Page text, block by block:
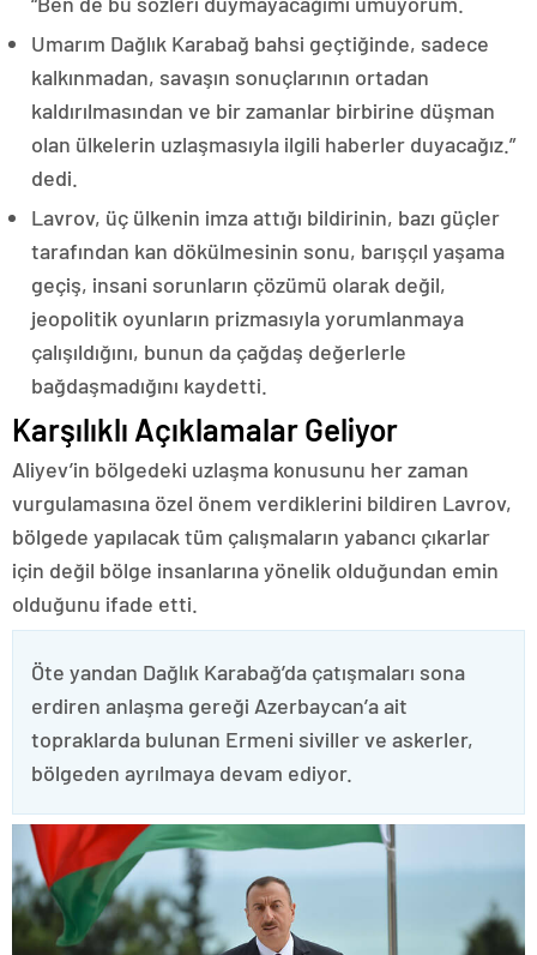
Umarım Dağlık Karabağ bahsi geçtiğinde, sadece
kalkınmadan, savaşın sonuçlarının ortadan
kaldırılmasından ve bir zamanlar birbirine düşman
olan ülkelerin uzlaşmasıyla ilgili haberler duyacağız.”
dedi.
Lavrov, üç ülkenin imza attığı bildirinin, bazı güçler
tarafından kan dökülmesinin sonu, barışçıl yaşama
geçiş, insani sorunların çözümü olarak değil,
jeopolitik oyunların prizmasıyla yorumlanmaya
çalışıldığını, bunun da çağdaş değerlerle
bağdaşmadığını kaydetti.
Karşılıklı Açıklamalar Geliyor
Aliyev’in bölgedeki uzlaşma konusunu her zaman
vurgulamasına özel önem verdiklerini bildiren Lavrov,
bölgede yapılacak tüm çalışmaların yabancı çıkarlar
için değil bölge insanlarına yönelik olduğundan emin
olduğunu ifade etti.
Öte yandan Dağlık Karabağ’da çatışmaları sona
erdiren anlaşma gereği Azerbaycan’a ait
topraklarda bulunan Ermeni siviller ve askerler,
bölgeden ayrılmaya devam ediyor.